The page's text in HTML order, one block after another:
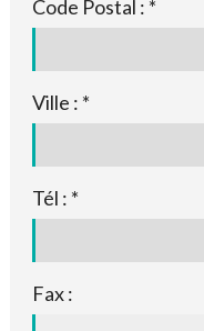
Code Postal : *
Ville : *
Tél : *
Fax :